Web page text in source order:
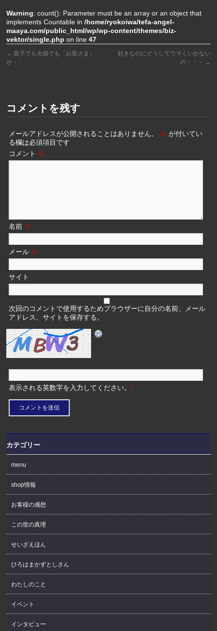
Warning: count(): Parameter must be an array or an object that
implements Countable in/home/ryokoiwa/tefa-angel-
maaya.com/public_html/wp/wp-content/themes/biz-
vektor/single.php on line47
← 親子でも夫婦でも「お星さま」
が・・
好きなのにどうしてウマくいかない
の・・・
→
コメントを残す
メールアドレスが公開されることはありません。 ※ が付いてい
る欄は必須項目です
コメント ※
名前 ※
メール ※
サイト
次回のコメントで使用するためブラウザーに自分の名前、メール
アドレス、サイトを保存する。
表示される英数字を入力してください。*
カテゴリー
menu
shop情報
お客様の感想
この世の真理
せいざえほん
ひろはまかずとしさん
わたしのこと
イベント
インタビュー